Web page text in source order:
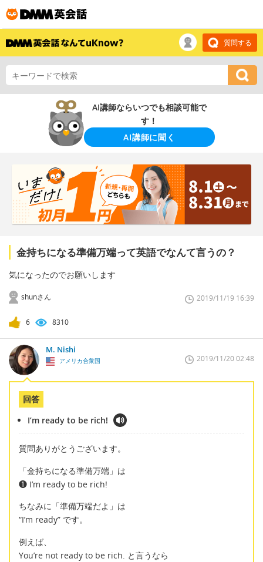
質問する
AI講師ならいつでも相談可能で
す！
AI講師に聞く
金持ちになる準備万端って英語でなんて言うの？
気になったのでお願いします
shunさん 2019/11/19 16:39
6 8310
M. Nishi
アメリカ合衆国 2019/11/20 02:48
回答
I’m ready to be rich!
質問ありがとうございます。
「金持ちになる準備万端」は
❶ I’m ready to be rich!
ちなみに「準備万端だよ」は
“I’m ready” です。
例えば、
You’re not ready to be rich. と言うなら